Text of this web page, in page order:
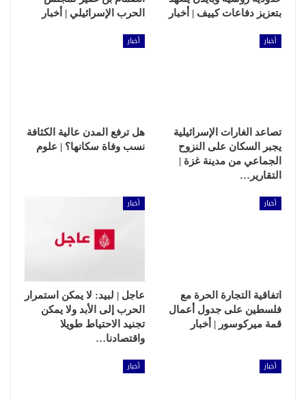
بتعزيز دفاعات كييف | أخبار
الحرب الإسرائيلي | أخبار
أخبار
تصاعد الغارات الإسرائيلية
يجبر السكان على النزوح
الجماعي من مدينة غزة |
التقارير…
أخبار
هل ترفع المدن عالية الكثافة
نسب وفاة سكانها؟ | علوم
أخبار
اتفاقية التجارة الحرة مع
فلسطين على جدول أعمال
قمة ميركوسور | أخبار
أخبار
عاجل | لبيد: لا يمكن استمرار
الحرب إلى الأبد ولا يمكن
تجنيد الاحتياط طويلا
واقتصادنا…
أخبار أخبار